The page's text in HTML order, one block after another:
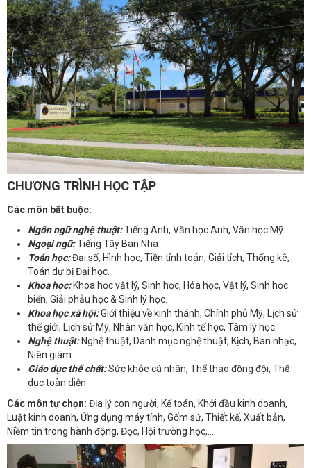
CHƯƠNG TRÌNH HỌC TẬP
Các môn bắt buộc:
Ngôn ngữ nghệ thuật:Tiếng Anh, Văn học Anh, Văn học Mỹ.
Ngoại ngữ:Tiếng Tây Ban Nha
Toán học:Đại số, Hình học, Tiền tính toán, Giải tích, Thống kê,
Toán dự bị Đại học.
Khoa học:Khoa học vật lý, Sinh học, Hóa học, Vật lý, Sinh học
biển, Giải phẫu học & Sinh lý học.
Khoa học xã hội:Giới thiệu về kinh thánh, Chính phủ Mỹ, Lịch sử
thế giới, Lịch sử Mỹ, Nhân văn học, Kinh tế học, Tâm lý học.
Nghệ thuật: Nghệ thuật, Danh mục nghệ thuật, Kịch, Ban nhạc,
Niên giám.
Giáo dục thể chất:Sức khỏe cá nhân, Thể thao đồng đội, Thể
dục toàn diện.
Các môn tự chọn: Địa lý con người, Kế toán, Khởi đầu kinh doanh,
Luật kinh doanh, Ứng dụng máy tính, Gốm sứ, Thiết kế, Xuất bản,
Niềm tin trong hành động, Đọc, Hội trường học,...